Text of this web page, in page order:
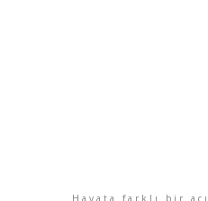
Hayata farklı bir